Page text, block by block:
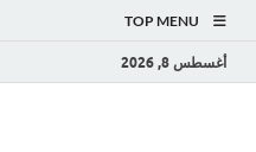
TOP MENU
أغسطس 8, 2026